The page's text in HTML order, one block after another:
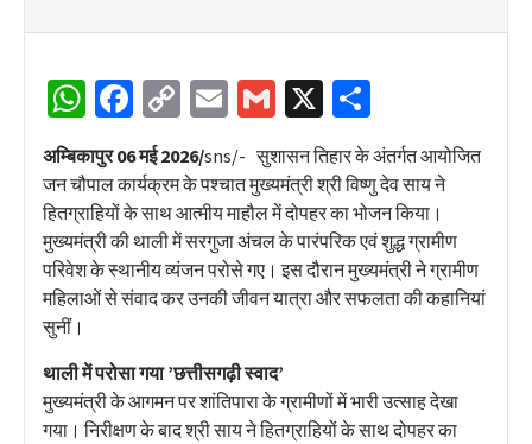
WhatsApp
Facebook
CopyEmailGmail
X
अम्बिकापुर 06 मई 2026/sns/- सुशासन तिहार के अंतर्गत आयोजित
जन चौपाल कार्यक्रम के पश्चात मुख्यमंत्री श्री विष्णु देव साय ने
हितग्राहियों के साथ आत्मीय माहौल में दोपहर का भोजन किया।
मुख्यमंत्री की थाली में सरगुजा अंचल के पारंपरिक एवं शुद्ध ग्रामीण
परिवेश के स्थानीय व्यंजन परोसे गए। इस दौरान मुख्यमंत्री ने ग्रामीण
महिलाओं से संवाद कर उनकी जीवन यात्रा और सफलता की कहानियां
सुनीं।
थाली में परोसा गया ’छत्तीसगढ़ी स्वाद’
मुख्यमंत्री के आगमन पर शांतिपारा के ग्रामीणों में भारी उत्साह देखा
गया। निरीक्षण के बाद श्री साय ने हितग्राहियों के साथ दोपहर का